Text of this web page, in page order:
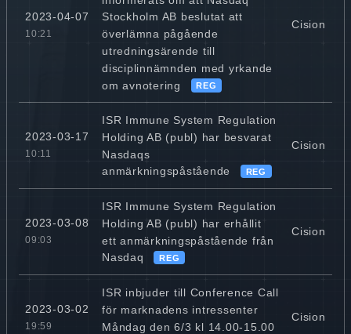
2023-04-07
10:21
Stockholm AB beslutat att
överlämna pågående
utredningsärende till
disciplinnämnden med yrkande
om avnotering
REG
Cision
2023-03-17
10:11
ISR Immune System Regulation
Holding AB (publ) har besvarat
Nasdaqs
anmärkningspåstående
REG
Cision
2023-03-08
09:03
ISR Immune System Regulation
Holding AB (publ) har erhållit
ett anmärkningspåstående från
Nasdaq
REG
Cision
2023-03-02
19:59
ISR inbjuder till Conference Call
för marknadens intressenter
Måndag den 6/3 kl 14.00-15.00
Cision